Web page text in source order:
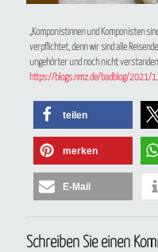
„Komponistinnen und Komponisten
verpflichtet, denn wir sind alle
ungehörter und noch nicht
https://blogs.nmz.de/badblog/2021/
teilen
merken
E-Mail
Schreiben Sie einen